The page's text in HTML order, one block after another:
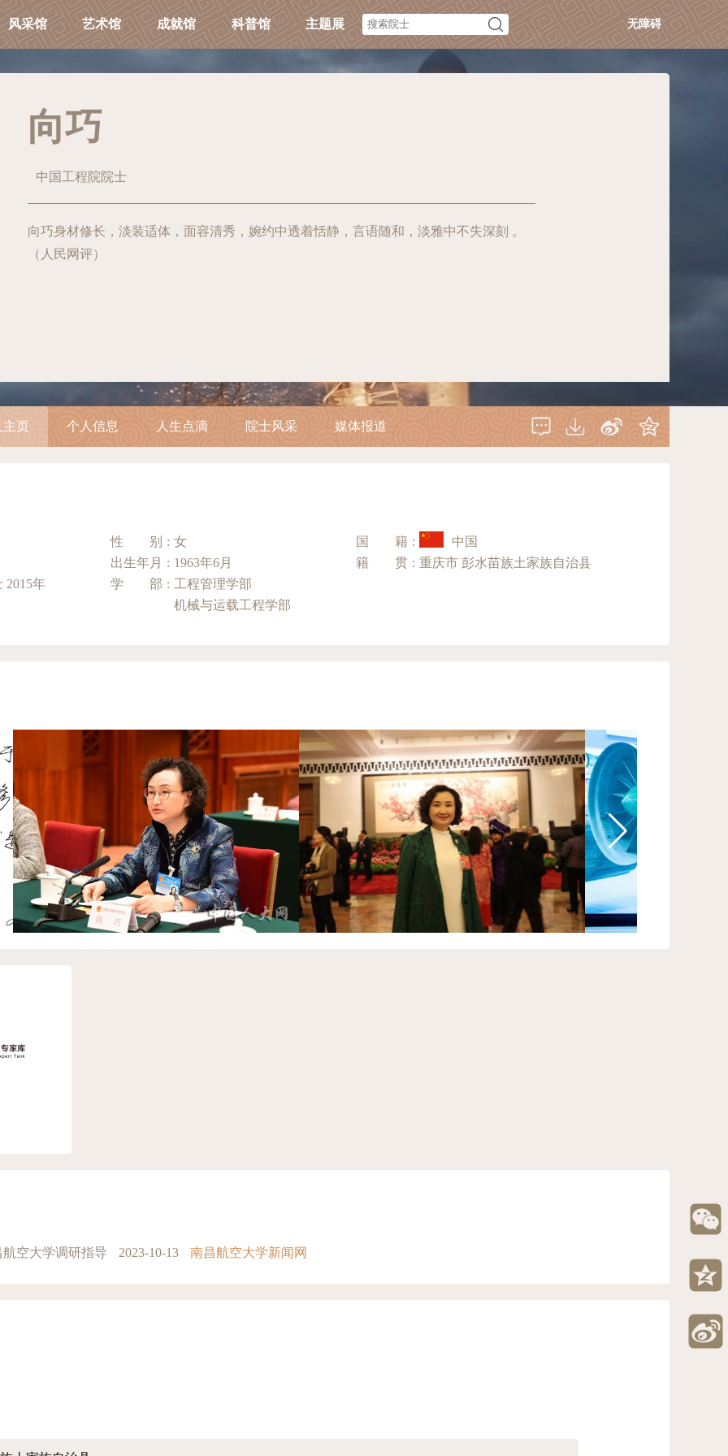
风采馆 艺术馆 成就馆 科普馆 主题展 无障碍
向巧
中国工程院院士
向巧身材修长，淡装适体，面容清秀，婉约中透着恬静，言语随和，淡雅中不失深刻 。
（人民网评）
主页 个人信息 人生点滴 院士风采 媒体报道
中国工程院院士 2015年
性别 : 女
出生年月 : 1963年6月
学部 : 工程管理学部
机械与运载工程学部
国籍 :
中国
籍贯 : 重庆市 彭水苗族土家族自治县
空大学调研指导 2023-10-13 南昌航空大学新闻网